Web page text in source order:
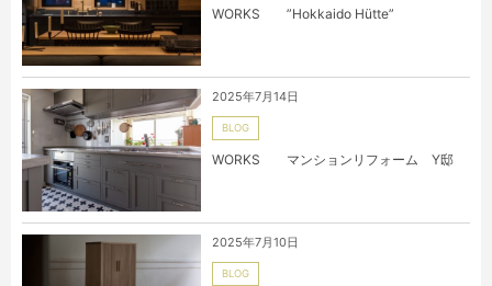
WORKS ”Hokkaido Hütte”
2025年7月14日
BLOG
WORKS マンションリフォーム Y邸
2025年7月10日
BLOG